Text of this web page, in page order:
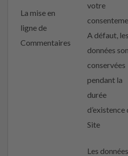
La mise en
ligne de
Commentaires
votre
A défaut, les
données
conservées
pendant la
durée
d’existence
Site
Les données